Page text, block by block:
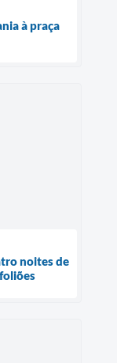
à praça
noites de